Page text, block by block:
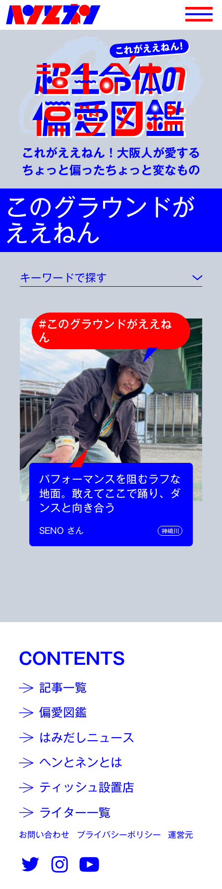
これがええねん！大阪人が愛する
ちょっと偏ったちょっと変なもの
このグラウンドが
ええねん
キーワードで探す
#このグラウンドがええね
ん
パフォーマンスを阻むラフな
地面。敢えてここで踊り、ダ
ンスと向き合う
SENO さん 神崎川
CONTENTS
記事一覧
偏愛図鑑
はみだしニュース
ヘンとネンとは
ティッシュ設置店
ライター一覧
お問い合わせ プライバシーポリシー 運営元